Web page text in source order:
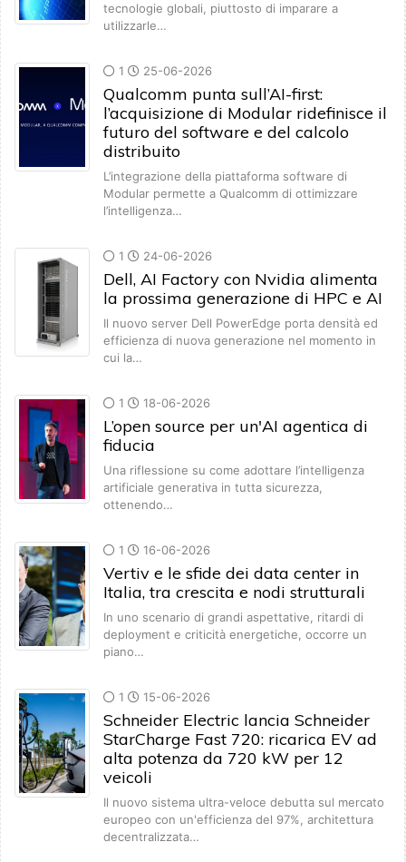
tecnologie globali, piuttosto di imparare a
utilizzarle…
1 25-06-2026
Qualcomm punta sull’AI-first:
l’acquisizione di Modular ridefinisce il
futuro del software e del calcolo
distribuito
L’integrazione della piattaforma software di
Modular permette a Qualcomm di ottimizzare
l’intelligenza…
1 24-06-2026
Dell, AI Factory con Nvidia alimenta
la prossima generazione di HPC e AI
Il nuovo server Dell PowerEdge porta densità ed
efficienza di nuova generazione nel momento in
cui la…
1 18-06-2026
L’open source per un'AI agentica di
fiducia
Una riflessione su come adottare l’intelligenza
artificiale generativa in tutta sicurezza,
ottenendo…
1 16-06-2026
Vertiv e le sfide dei data center in
Italia, tra crescita e nodi strutturali
In uno scenario di grandi aspettative, ritardi di
deployment e criticità energetiche, occorre un
piano…
1 15-06-2026
Schneider Electric lancia Schneider
StarCharge Fast 720: ricarica EV ad
alta potenza da 720 kW per 12
veicoli
Il nuovo sistema ultra-veloce debutta sul mercato
europeo con un'efficienza del 97%, architettura
decentralizzata…